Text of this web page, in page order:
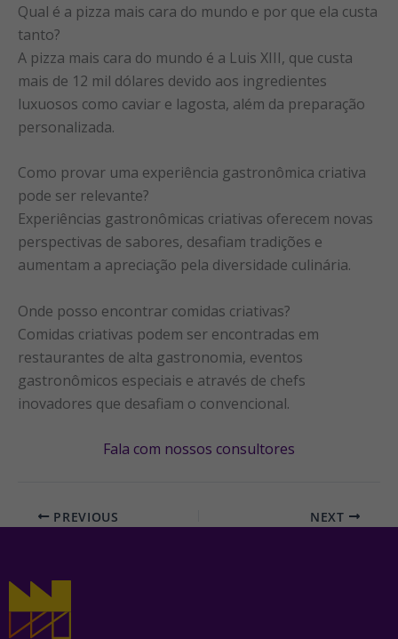
Qual é a pizza mais cara do mundo e por que ela custa
tanto?
A pizza mais cara do mundo é a Luis XIII, que custa
mais de 12 mil dólares devido aos ingredientes
luxuosos como caviar e lagosta, além da preparação
personalizada.
Como provar uma experiência gastronômica criativa
pode ser relevante?
Experiências gastronômicas criativas oferecem novas
perspectivas de sabores, desafiam tradições e
aumentam a apreciação pela diversidade culinária.
Onde posso encontrar comidas criativas?
Comidas criativas podem ser encontradas em
restaurantes de alta gastronomia, eventos
gastronômicos especiais e através de chefs
inovadores que desafiam o convencional.
Fala com nossos consultores
PREVIOUS NEXT